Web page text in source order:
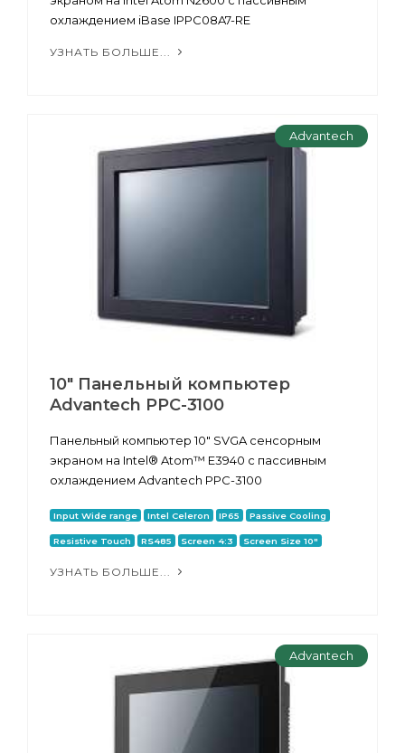
охлаждением iBase IPPC08A7-RE
УЗНАТЬ БОЛЬШЕ...
Advantech
10" Панельный компьютер
Advantech PPC-3100
Панельный компьютер 10" SVGA сенсорным
экраном на Intel® Atom™ E3940 с пассивным
охлаждением Advantech PPC-3100
Input Wide range Intel Celeron IP65 Passive Cooling
Resistive Touch RS485 Screen 4:3 Screen Size 10"
УЗНАТЬ БОЛЬШЕ...
Advantech